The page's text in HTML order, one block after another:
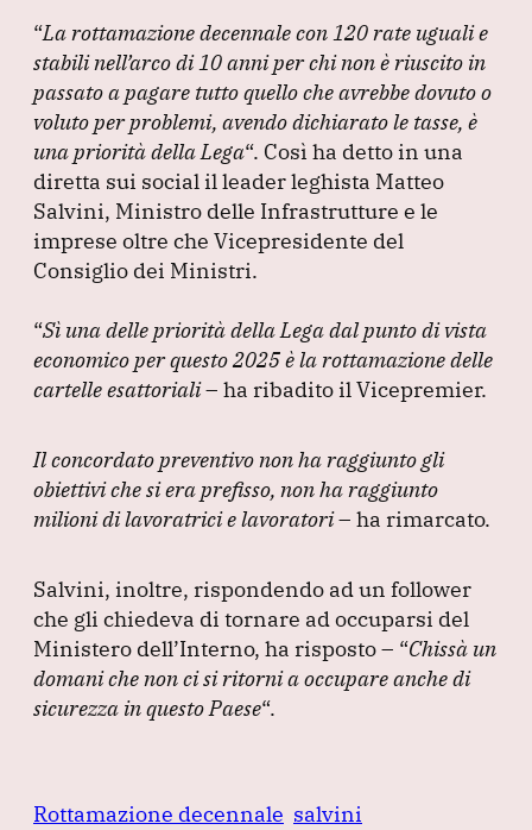
c
e
b
o
o
k
k
e
dI
n
at
s
A
p
p
e
gr
a
m
ai
l
“La rottamazione decennale con 120 rate uguali e
stabili nell’arco di 10 anni per chi non è riuscito in
passato a pagare tutto quello che avrebbe dovuto o
voluto per problemi, avendo dichiarato le tasse, è
una priorità della Lega“. Così ha detto in una
diretta sui social il leader leghista Matteo
Salvini, Ministro delle Infrastrutture e le
imprese oltre che Vicepresidente del
Consiglio dei Ministri.
“Sì una delle priorità della Lega dal punto di vista
economico per questo 2025 è la rottamazione delle
cartelle esattoriali– ha ribadito il Vicepremier.
Il concordato preventivo non ha raggiunto gli
obiettivi che si era prefisso, non ha raggiunto
milioni di lavoratrici e lavoratori– ha rimarcato.
Salvini, inoltre, rispondendo ad un follower
che gli chiedeva di tornare ad occuparsi del
Ministero dell’Interno, ha risposto – “Chissà un
domani che non ci si ritorni a occupare anche di
sicurezza in questo Paese“.
Rottamazione decennale salvini